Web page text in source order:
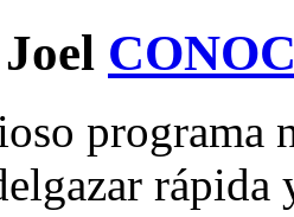
programa
rápida